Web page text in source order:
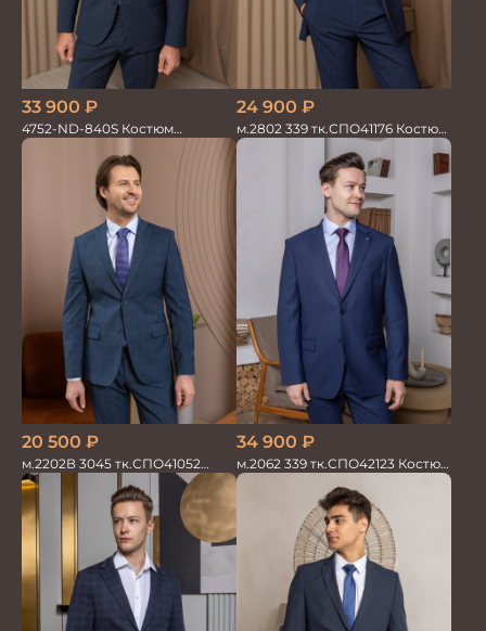
33 900 ₽
4752-ND-840S Костюм
мужской двойка
24 900 ₽
м.2802 339 тк.СПО41176 Костюм
мужской
20 500 ₽
м.2202В 3045 тк.СПО41052
Костюм мужской
34 900 ₽
м.2062 339 тк.СПО42123 Костюм
мужской однотон красивый